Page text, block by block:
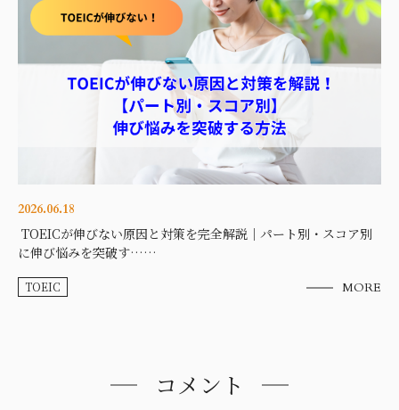
2026.06.18
TOEICが伸びない原因と対策を完全解説｜パート別・スコア別
に伸び悩みを突破す……
TOEIC MORE
コメント